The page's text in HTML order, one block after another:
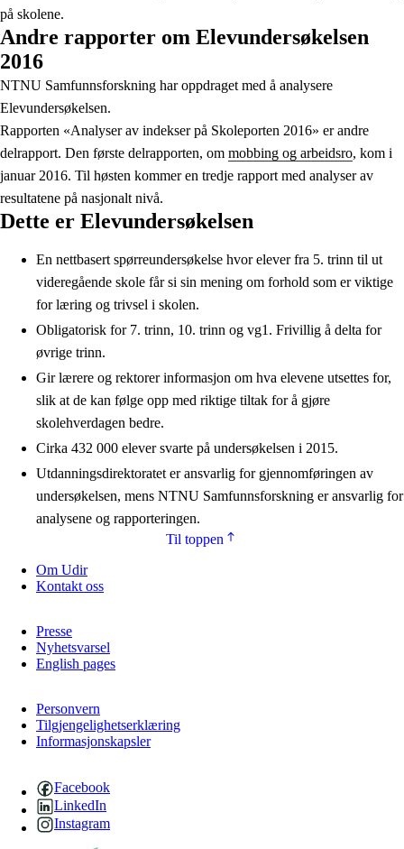
på skolene.
Andre rapporter om Elevundersøkelsen
2016
NTNU Samfunnsforskning har oppdraget med å analysere
Elevundersøkelsen.
Rapporten «Analyser av indekser på Skoleporten 2016» er andre
delrapport. Den første delrapporten, om mobbing og arbeidsro, kom i
januar 2016. Til høsten kommer en tredje rapport med analyser av
resultatene på nasjonalt nivå.
Dette er Elevundersøkelsen
En nettbasert spørreundersøkelse hvor elever fra 5. trinn til ut
videregående skole får si sin mening om forhold som er viktige
for læring og trivsel i skolen.
Obligatorisk for 7. trinn, 10. trinn og vg1. Frivillig å delta for
øvrige trinn.
Gir lærere og rektorer informasjon om hva elevene utsettes for,
slik at de kan følge opp med riktige tiltak for å gjøre
skolehverdagen bedre.
Cirka 432 000 elever svarte på undersøkelsen i 2015.
Utdanningsdirektoratet er ansvarlig for gjennomføringen av
undersøkelsen, mens NTNU Samfunnsforskning er ansvarlig for
analysene og rapporteringen.
Til toppen
Om Udir
Kontakt oss
Presse
Nyhetsvarsel
English pages
Personvern
Tilgjengelighetserklæring
Informasjonskapsler
Facebook
LinkedIn
Instagram